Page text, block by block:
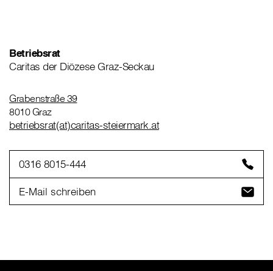
Betriebsrat
Caritas der Diözese Graz-Seckau
Grabenstraße 39
8010 Graz
betriebsrat(at)caritas-steiermark.at
0316 8015-444
E-Mail schreiben